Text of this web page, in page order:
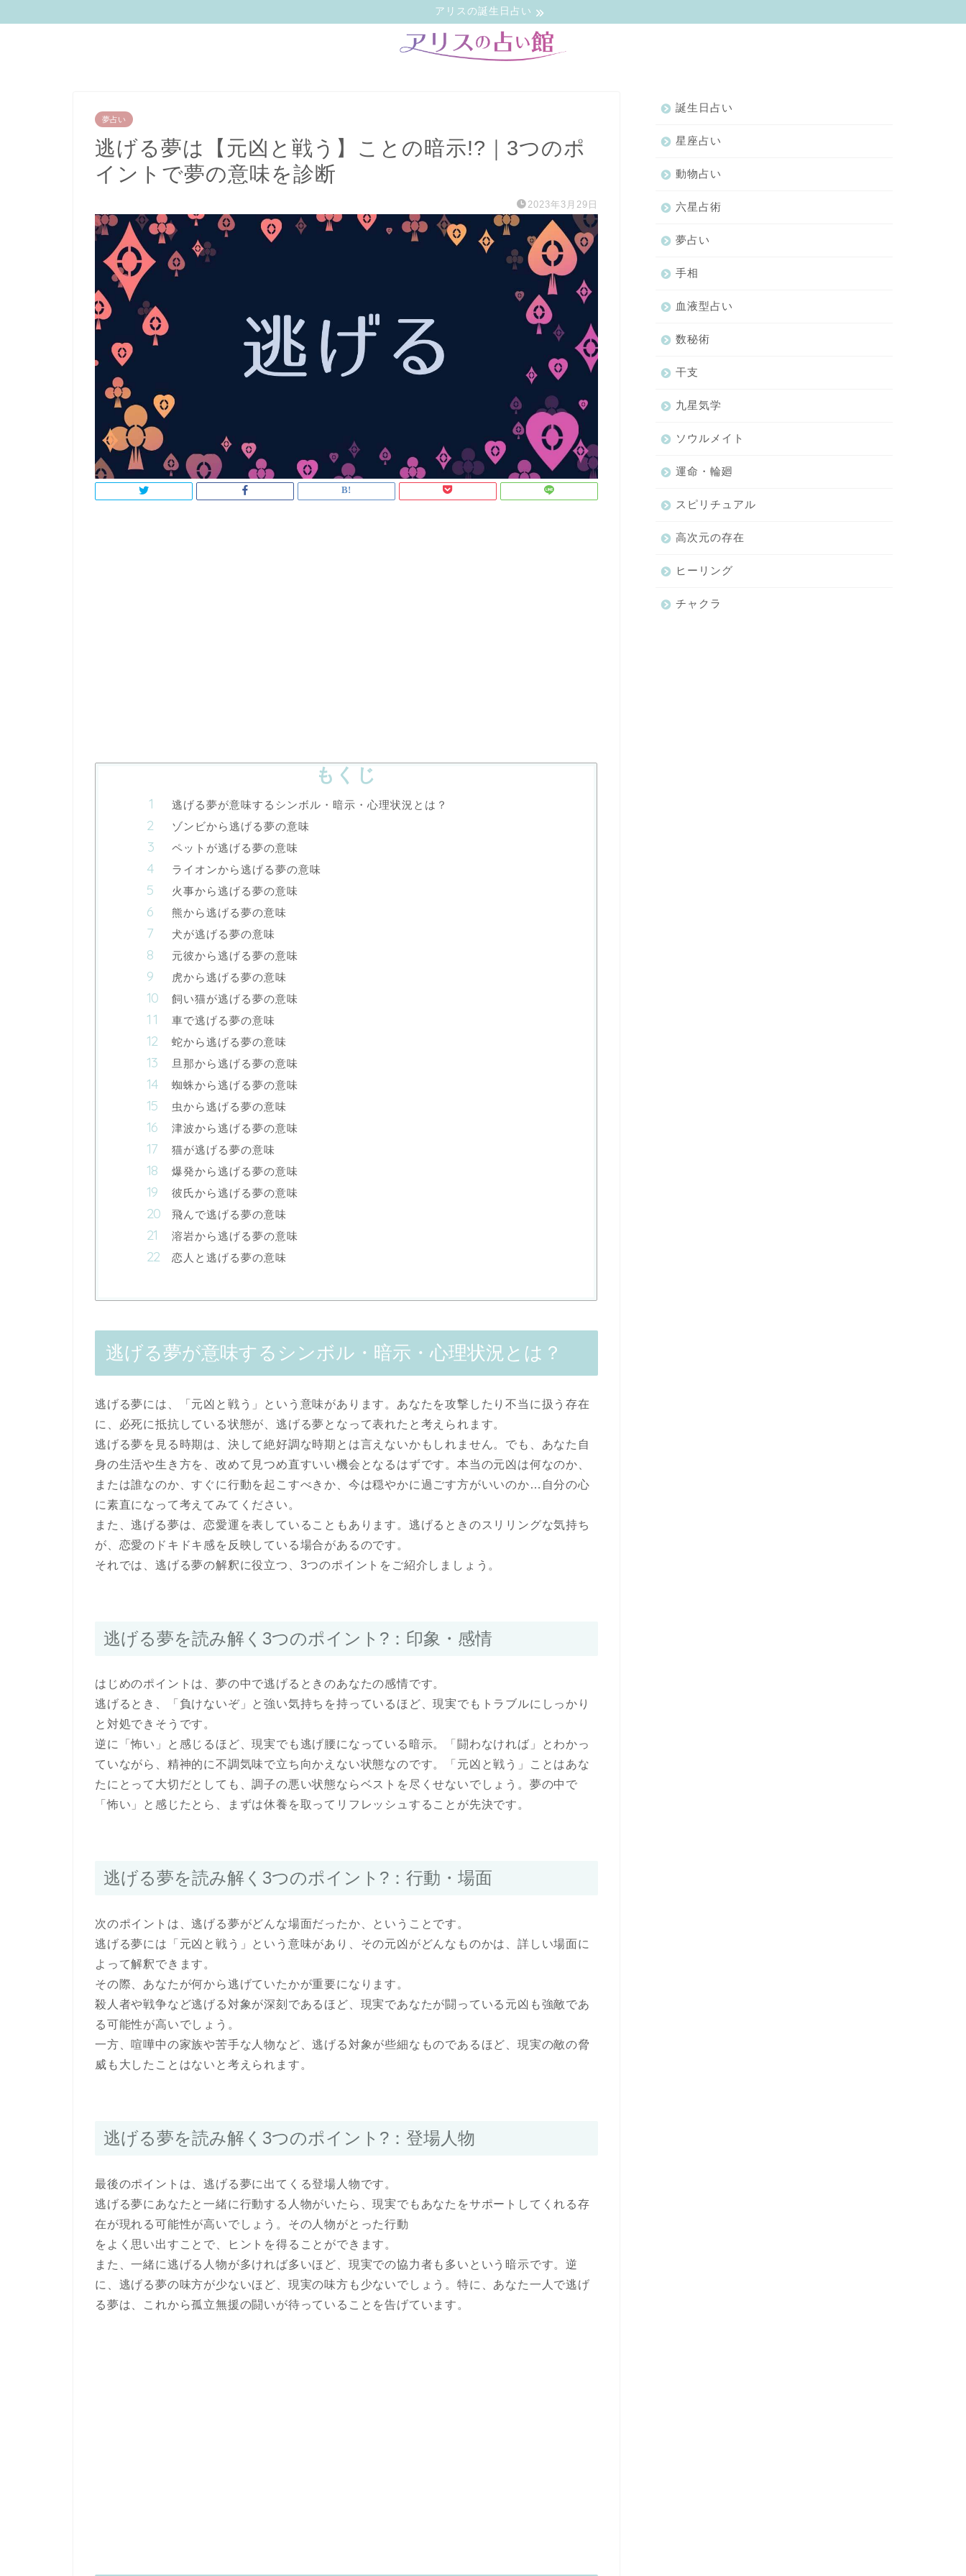
アリスの誕生日占い
夢占い
逃げる夢は【元凶と戦う】ことの暗示!?｜3つのポ
イントで夢の意味を診断
2023年3月29日
もくじ
逃げる夢が意味するシンボル・暗示・心理状況とは？
ゾンビから逃げる夢の意味
ペットが逃げる夢の意味
ライオンから逃げる夢の意味
火事から逃げる夢の意味
熊から逃げる夢の意味
犬が逃げる夢の意味
元彼から逃げる夢の意味
虎から逃げる夢の意味
飼い猫が逃げる夢の意味
車で逃げる夢の意味
蛇から逃げる夢の意味
旦那から逃げる夢の意味
蜘蛛から逃げる夢の意味
虫から逃げる夢の意味
津波から逃げる夢の意味
猫が逃げる夢の意味
爆発から逃げる夢の意味
彼氏から逃げる夢の意味
飛んで逃げる夢の意味
溶岩から逃げる夢の意味
恋人と逃げる夢の意味
逃げる夢が意味するシンボル・暗示・心理状況とは？
逃げる夢には、「元凶と戦う」という意味があります。あなたを攻撃したり不当に扱う存在
に、必死に抵抗している状態が、逃げる夢となって表れたと考えられます。
逃げる夢を見る時期は、決して絶好調な時期とは言えないかもしれません。でも、あなた自
身の生活や生き方を、改めて見つめ直すいい機会となるはずです。本当の元凶は何なのか、
または誰なのか、すぐに行動を起こすべきか、今は穏やかに過ごす方がいいのか…自分の心
に素直になって考えてみてください。
また、逃げる夢は、恋愛運を表していることもあります。逃げるときのスリリングな気持ち
が、恋愛のドキドキ感を反映している場合があるのです。
それでは、逃げる夢の解釈に役立つ、3つのポイントをご紹介しましょう。
逃げる夢を読み解く3つのポイント?：印象・感情
はじめのポイントは、夢の中で逃げるときのあなたの感情です。
逃げるとき、「負けないぞ」と強い気持ちを持っているほど、現実でもトラブルにしっかり
と対処できそうです。
逆に「怖い」と感じるほど、現実でも逃げ腰になっている暗示。「闘わなければ」とわかっ
ていながら、精神的に不調気味で立ち向かえない状態なのです。「元凶と戦う」ことはあな
たにとって大切だとしても、調子の悪い状態ならベストを尽くせないでしょう。夢の中で
「怖い」と感じたとら、まずは休養を取ってリフレッシュすることが先決です。
逃げる夢を読み解く3つのポイント?：行動・場面
次のポイントは、逃げる夢がどんな場面だったか、ということです。
逃げる夢には「元凶と戦う」という意味があり、その元凶がどんなものかは、詳しい場面に
よって解釈できます。
その際、あなたが何から逃げていたかが重要になります。
殺人者や戦争など逃げる対象が深刻であるほど、現実であなたが闘っている元凶も強敵であ
る可能性が高いでしょう。
一方、喧嘩中の家族や苦手な人物など、逃げる対象が些細なものであるほど、現実の敵の脅
威も大したことはないと考えられます。
逃げる夢を読み解く3つのポイント?：登場人物
最後のポイントは、逃げる夢に出てくる登場人物です。
逃げる夢にあなたと一緒に行動する人物がいたら、現実でもあなたをサポートしてくれる存
在が現れる可能性が高いでしょう。その人物がとった行動
をよく思い出すことで、ヒントを得ることができます。
また、一緒に逃げる人物が多ければ多いほど、現実での協力者も多いという暗示です。逆
に、逃げる夢の味方が少ないほど、現実の味方も少ないでしょう。特に、あなた一人で逃げ
る夢は、これから孤立無援の闘いが待っていることを告げています。
誕生日占い
星座占い
動物占い
六星占術
夢占い
手相
血液型占い
数秘術
干支
九星気学
ソウルメイト
運命・輪廻
スピリチュアル
高次元の存在
ヒーリング
チャクラ